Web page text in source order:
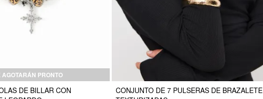
AGOTARÁN PRONTO
DE BILLAR CON
CONJUNTO DE 7 PULSERAS DE BRAZALETE